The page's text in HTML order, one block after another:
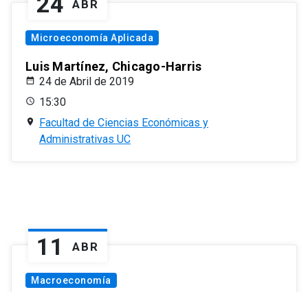
ABR
Microeconomía Aplicada
Luis Martínez, Chicago-Harris
24 de Abril de 2019
15:30
Facultad de Ciencias Económicas y
Administrativas UC
11 ABR
Macroeconomía